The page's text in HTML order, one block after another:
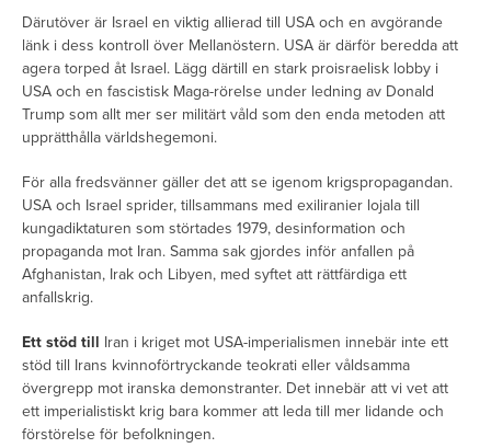
Därutöver är Israel en viktig allierad till USA och en avgörande
länk i dess kontroll över Mellanöstern. USA är därför beredda att
agera torped åt Israel. Lägg därtill en stark proisraelisk lobby i
USA och en fascistisk Maga-rörelse under ledning av Donald
Trump som allt mer ser militärt våld som den enda metoden att
upprätthålla världshegemoni.
För alla fredsvänner gäller det att se igenom krigspropagandan.
USA och Israel sprider, tillsammans med exiliranier lojala till
kungadiktaturen som störtades 1979, desinformation och
propaganda mot Iran. Samma sak gjordes inför anfallen på
Afghanistan, Irak och Libyen, med syftet att rättfärdiga ett
anfallskrig.
Ett stöd till Iran i kriget mot USA-imperialismen innebär inte ett
stöd till Irans kvinnoförtryckande teokrati eller våldsamma
övergrepp mot iranska demonstranter. Det innebär att vi vet att
ett imperialistiskt krig bara kommer att leda till mer lidande och
förstörelse för befolkningen.